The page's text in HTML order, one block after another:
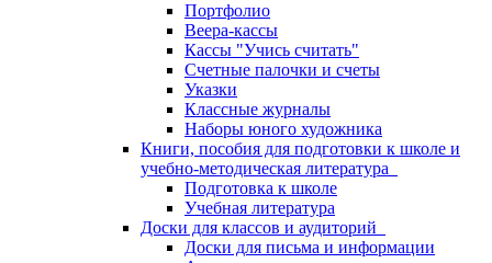
Портфолио
Веера-кассы
Кассы "Учись считать"
Счетные палочки и счеты
Указки
Классные журналы
Наборы юного художника
Книги, пособия для подготовки к школе и
учебно-методическая литература
Подготовка к школе
Учебная литература
Доски для классов и аудиторий
Доски для письма и информации